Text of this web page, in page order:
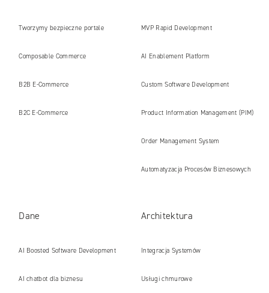
Tworzymy bezpieczne portale
internetowe i platformy gotowe na erę
AI
Composable Commerce
B2B E‑Commerce
B2C E‑Commerce
MVP Rapid Development
AI Enablement Platform
Custom Software Development
Product Information Management (PIM)
Order Management System
Automatyzacja Procesów Biznesowych
Dane
AI Boosted Software Development
AI chatbot dla biznesu
Architektura
Integracja Systemów
Usługi chmurowe